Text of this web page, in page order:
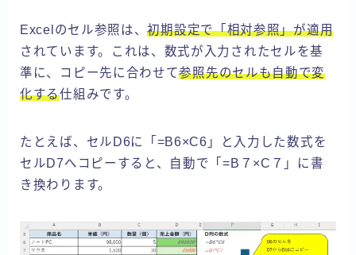
Excelのセル参照は、初期設定で「相対参照」が適用
されています。これは、数式が入力されたセルを基
準に、コピー先に合わせて参照先のセルも自動で変
化する仕組みです。
たとえば、セルD6に「=B6×C6」と入力した数式を
セルD7へコピーすると、自動で「=B７×C７」に書
き換わります。